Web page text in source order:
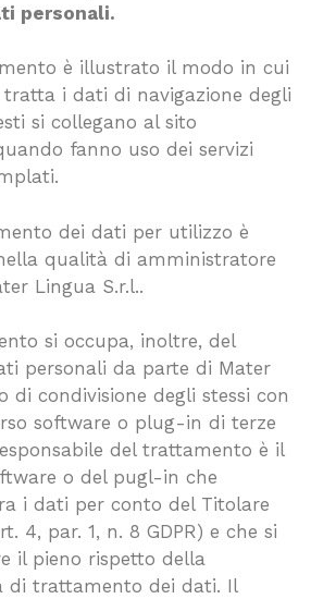
personali.
è illustrato il modo in cui
tratta i dati di navigazione degli
si collegano al sito
fanno uso dei servizi
dei dati per utilizzo è
qualità di amministratore
Lingua S.r.l..
si occupa, inoltre, del
personali da parte di Mater
di condivisione degli stessi con
software o plug-in di terze
del trattamento è il
o del pugl-in che
i dati per conto del Titolare
4, par. 1, n. 8 GDPR) e che si
il pieno rispetto della
di trattamento dei dati. Il